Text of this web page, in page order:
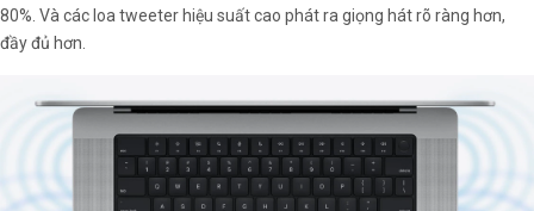
80%. Và các loa tweeter hiệu suất cao phát ra giọng hát rõ ràng hơn,
đầy đủ hơn.